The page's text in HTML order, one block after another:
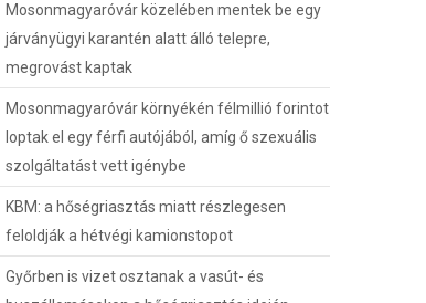
Mosonmagyaróvár közelében mentek be egy
járványügyi karantén alatt álló telepre,
megrovást kaptak
Mosonmagyaróvár környékén félmillió forintot
loptak el egy férfi autójából, amíg ő szexuális
szolgáltatást vett igénybe
KBM: a hőségriasztás miatt részlegesen
feloldják a hétvégi kamionstopot
Győrben is vizet osztanak a vasút- és